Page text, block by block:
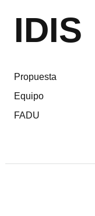
IDIS
Propuesta
Equipo
FADU